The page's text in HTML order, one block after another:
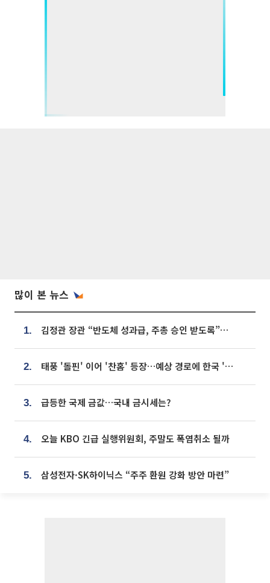
많이 본 뉴스
1. 김정관 장관 “반도체 성과급, 주총 승인 받도록”…상법·자본시장법 개정 시사
2. 태풍 '돌핀' 이어 '찬홈' 등장…예상 경로에 한국 '한숨'
3. 급등한 국제 금값…국내 금시세는?
4. 오늘 KBO 긴급 실행위원회, 주말도 폭염취소 될까
5. 삼성전자·SK하이닉스 “주주 환원 강화 방안 마련”